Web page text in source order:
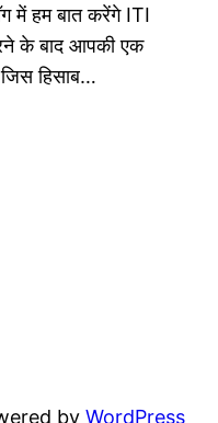
में हम बात करेंगे ITI
के बाद आपकी एक
हिसाब…
by WordPress